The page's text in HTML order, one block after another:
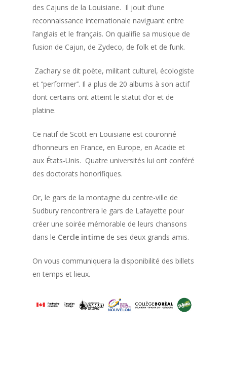
des Cajuns de la Louisiane. Il jouit d’une
reconnaissance internationale naviguant entre
l’anglais et le français. On qualifie sa musique de
fusion de Cajun, de Zydeco, de folk et de funk.
Zachary se dit poète, militant culturel, écologiste
et ‘’performer’’. Il a plus de 20 albums à son actif
dont certains ont atteint le statut d’or et de
platine.
Ce natif de Scott en Louisiane est couronné
d’honneurs en France, en Europe, en Acadie et
aux États-Unis. Quatre universités lui ont conféré
des doctorats honorifiques.
Or, le gars de la montagne du centre-ville de
Sudbury rencontrera le gars de Lafayette pour
créer une soirée mémorable de leurs chansons
dans le Cercle intime de ses deux grands amis.
On vous communiquera la disponibilité des billets
en temps et lieux.